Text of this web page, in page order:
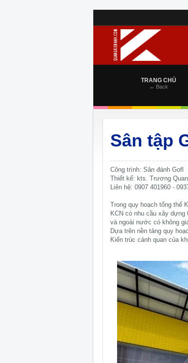
TRANG CHỦ
← Back
Sân tập
Công trình: Sân đánh Gofl
Thiết kế: kts. Trương
Liên hệ: 0907 401960 -
Trong quy hoạch tổng thể
KCN có nhu cầu xây
và ngoài nước có không
Dựa trên nền tảng quy
Kiến trúc cảnh quan của